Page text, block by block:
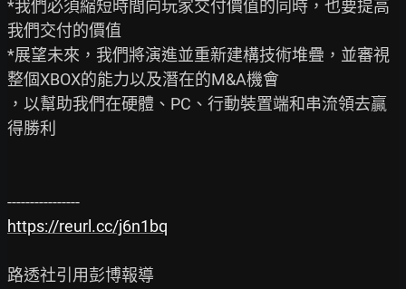
*我們必須縮短時間向玩家交付價值的同時，也要提高
我們交付的價值
*展望未來，我們將演進並重新建構技術堆疊，並審視
整個XBOX的能力以及潛在的M&A機會
，以幫助我們在硬體、PC、行動裝置端和串流領去贏
得勝利
https://reurl.cc/j6n1bq
路透社引用彭博報導